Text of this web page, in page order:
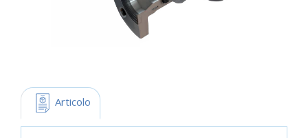
Articolo